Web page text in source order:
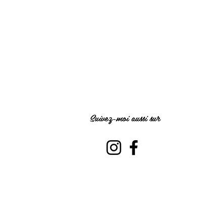
Suivez-moi aussi sur